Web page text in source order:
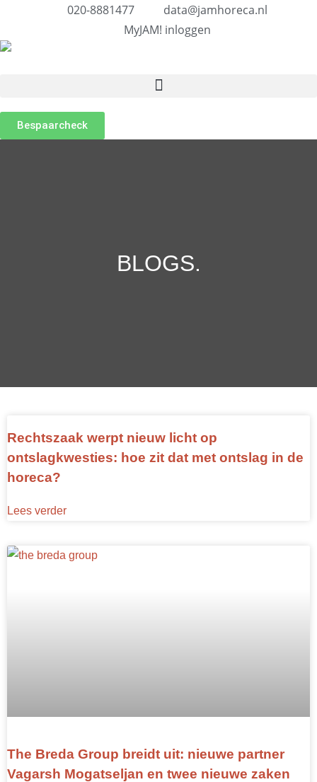
020-8881477
data@jamhoreca.nl
MyJAM! inloggen
Bespaarcheck
BLOGS.
Rechtszaak werpt nieuw licht op
ontslagkwesties: hoe zit dat met ontslag in de
horeca?
Lees verder
The Breda Group breidt uit: nieuwe partner
Vagarsh Mogatseljan en twee nieuwe zaken